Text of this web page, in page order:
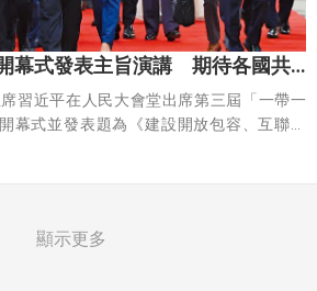
幕式發表主旨演講 期待各國共
習近平在人民大會堂出席第三屆「一帶一
幕式並發表題為《建設開放包容、互聯互
旨演講，宣布中國支持高質量共建「一帶
顯示更多